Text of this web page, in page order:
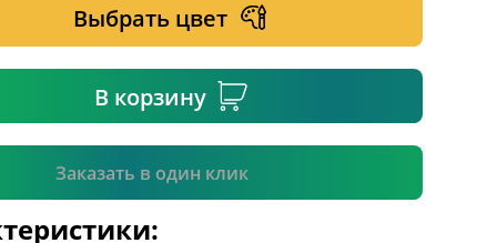
Выбрать цвет
В корзину
Заказать в один клик
поле
Подтвердить